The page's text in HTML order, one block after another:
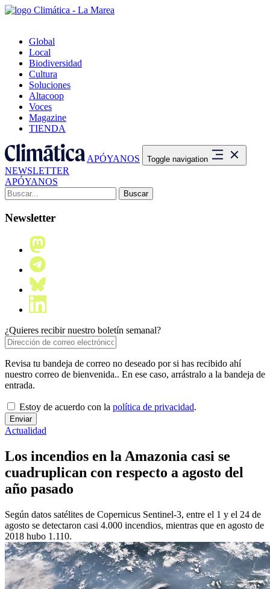
Global
Local
Biodiversidad
Cultura
Soluciones
Altacoop
Voces
Magazine
TIENDA
APÓYANOS Toggle navigation
NEWSLETTER
APÓYANOS
Buscar:
Newsletter
¿Quieres recibir nuestro boletín semanal?
Revisa tu bandeja de correo no deseado por si has recibido ahí
nuestro correo de bienvenida.. En ese caso, arrástralo a la bandeja de
entrada.
Estoy de acuerdo con la política de privacidad.
Actualidad
Los incendios en la Amazonia casi se
cuadruplican con respecto a agosto del
año pasado
Según datos satélites de Copernicus Sentinel-3, entre el 1 y el 24 de
agosto se detectaron casi 4.000 incendios, mientras que en agosto de
2018 hubo 1.110.